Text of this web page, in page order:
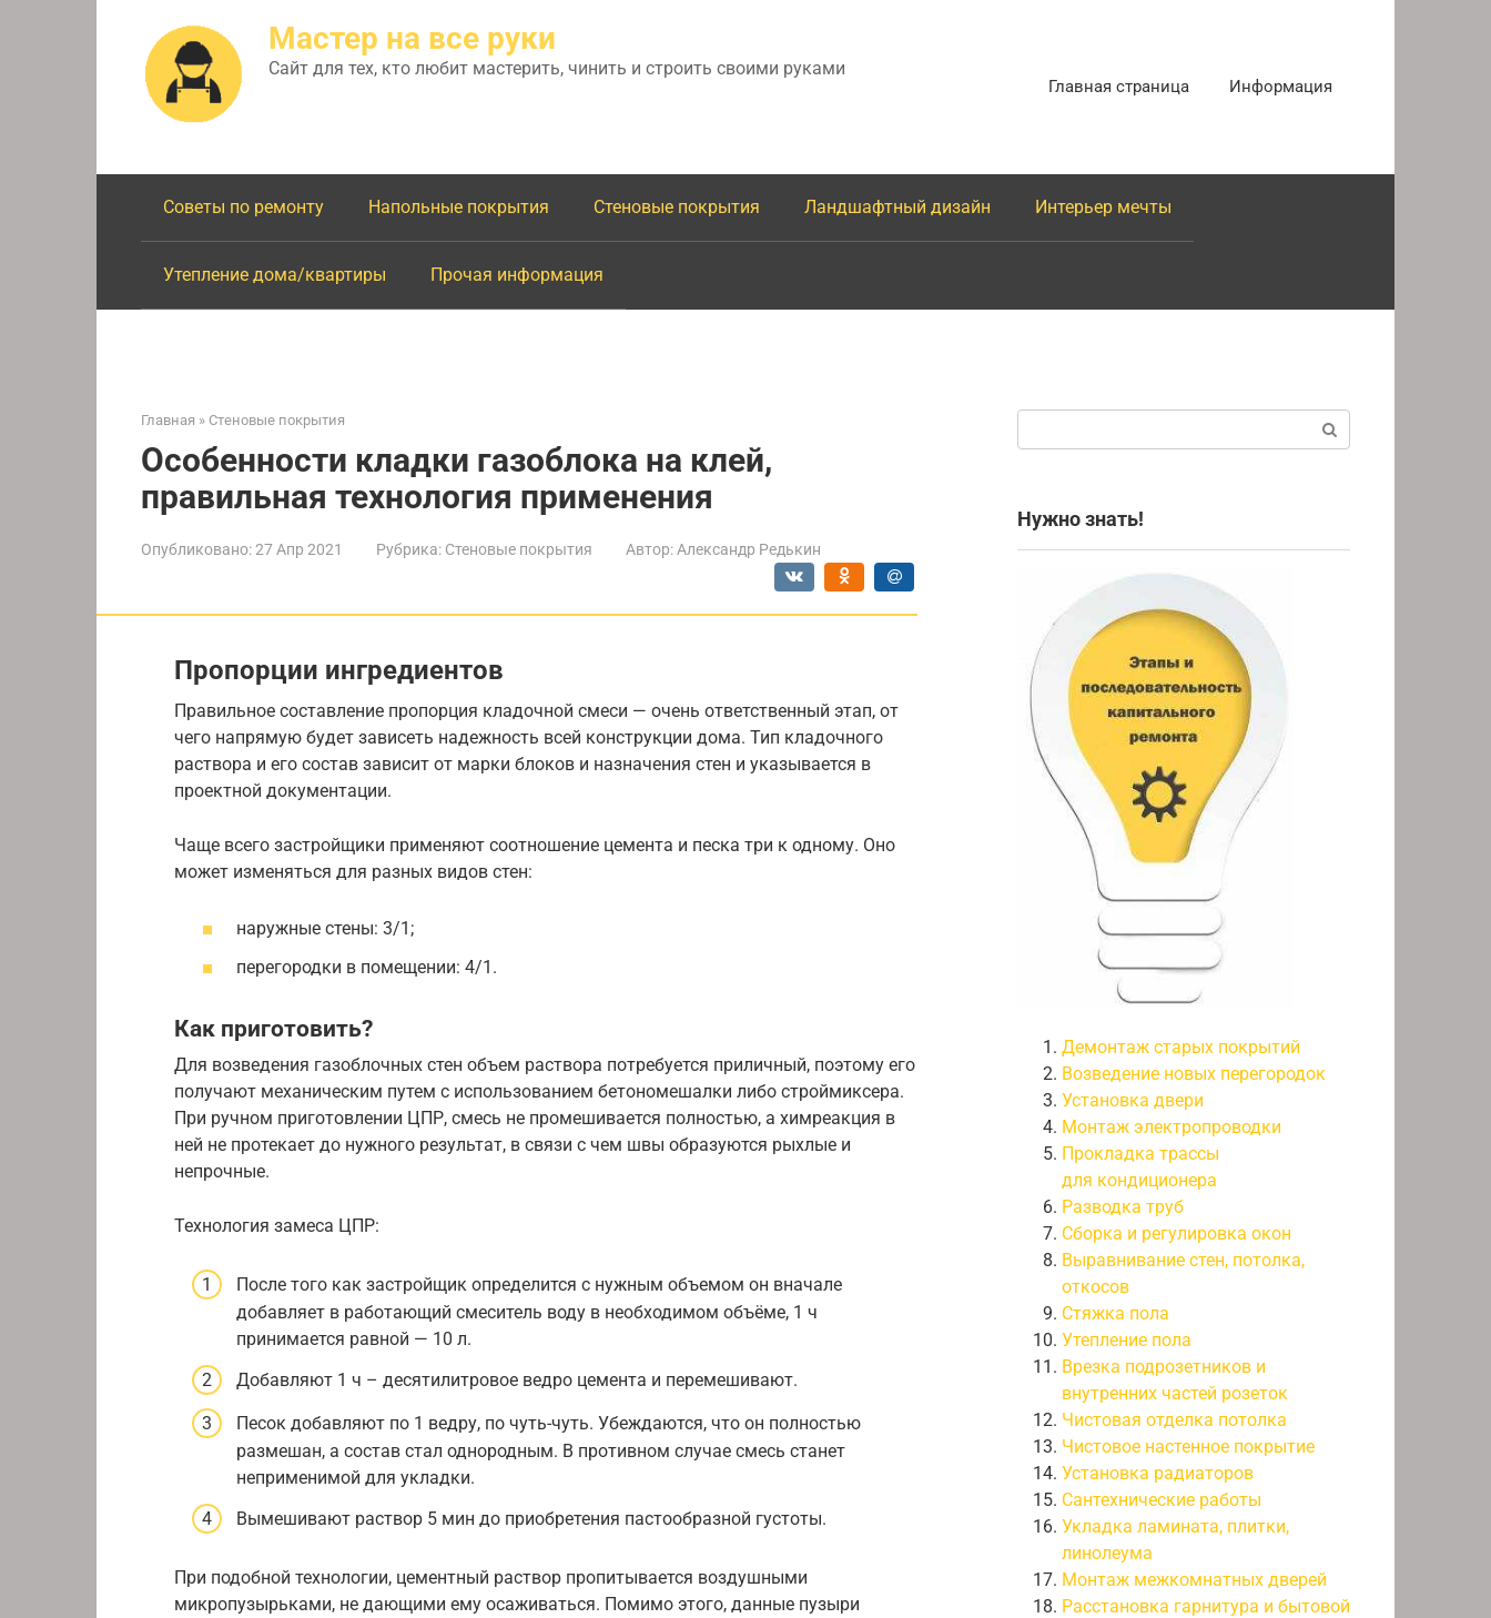
Мастер на все руки
Сайт для тех, кто любит мастерить, чинить и строить своими руками
Главная страница Информация
Советы по ремонту Напольные покрытия Стеновые покрытия Ландшафтный дизайн Интерьер мечты
Утепление дома/квартиры Прочая информация
Главная » Стеновые покрытия
Особенности кладки газоблока на клей,
правильная технология применения
Опубликовано:27 Апр 2021 Рубрика: Стеновые покрытия Автор: Александр Редькин
Пропорции ингредиентов
Правильное составление пропорция кладочной смеси — очень ответственный этап, от
чего напрямую будет зависеть надежность всей конструкции дома. Тип кладочного
раствора и его состав зависит от марки блоков и назначения стен и указывается в
проектной документации.
Чаще всего застройщики применяют соотношение цемента и песка три к одному. Оно
может изменяться для разных видов стен:
наружные стены: 3/1;
перегородки в помещении: 4/1.
Как приготовить?
Для возведения газоблочных стен объем раствора потребуется приличный, поэтому его
получают механическим путем с использованием бетономешалки либо строймиксера.
При ручном приготовлении ЦПР, смесь не промешивается полностью, а химреакция в
ней не протекает до нужного результат, в связи с чем швы образуются рыхлые и
непрочные.
Технология замеса ЦПР:
После того как застройщик определится с нужным объемом он вначале
добавляет в работающий смеситель воду в необходимом объёме, 1 ч
принимается равной — 10 л.
Добавляют 1 ч – десятилитровое ведро цемента и перемешивают.
Песок добавляют по 1 ведру, по чуть-чуть. Убеждаются, что он полностью
размешан, а состав стал однородным. В противном случае смесь станет
неприменимой для укладки.
Вымешивают раствор 5 мин до приобретения пастообразной густоты.
При подобной технологии, цементный раствор пропитывается воздушными
микропузырьками, не дающими ему осаживаться. Помимо этого, данные пузыри
Нужно знать!
Демонтаж старых покрытий
Возведение новых перегородок
Установка двери
Монтаж электропроводки
Прокладка трассы
для кондиционера
Разводка труб
Сборка и регулировка окон
Выравнивание стен, потолка,
откосов
Стяжка пола
Утепление пола
Врезка подрозетников и
внутренних частей розеток
Чистовая отделка потолка
Чистовое настенное покрытие
Установка радиаторов
Сантехнические работы
Укладка ламината, плитки,
линолеума
Монтаж межкомнатных дверей
Расстановка гарнитура и бытовой